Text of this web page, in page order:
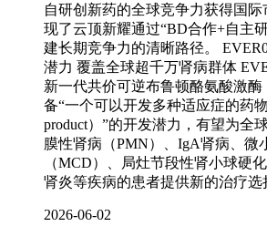
自研创新药的全球竞争力获得国
现了云顶新耀通过“BD合作+自主
建长期竞争力的清晰路径。
潜力 覆盖全球超千万肾病群体
新一代共价可逆布鲁顿酪氨酸激
备“一个可以开发多种适应症的药
product）”的开发潜力，有望为全
膜性肾病（PMN）、IgA肾病、微
（MCD）、局灶节段性肾小球硬
肾炎等疾病的患者提供新的治疗
2026-06-02